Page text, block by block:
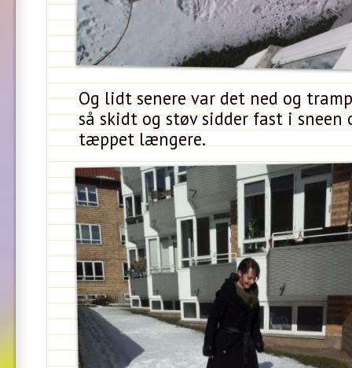
Og lidt senere var det ned og
så skidt og støv sidder fast i sneen
tæppet længere.